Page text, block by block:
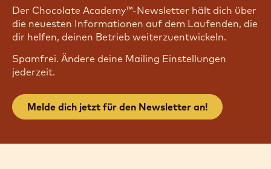
Der Chocolate Academy™-Newsletter hält dich über
die neuesten Informationen auf dem Laufenden, die
dir helfen, deinen Betrieb weiterzuentwickeln.
Spamfrei. Ändere deine Mailing Einstellungen
jederzeit.
Melde dich jetzt für den Newsletter an!